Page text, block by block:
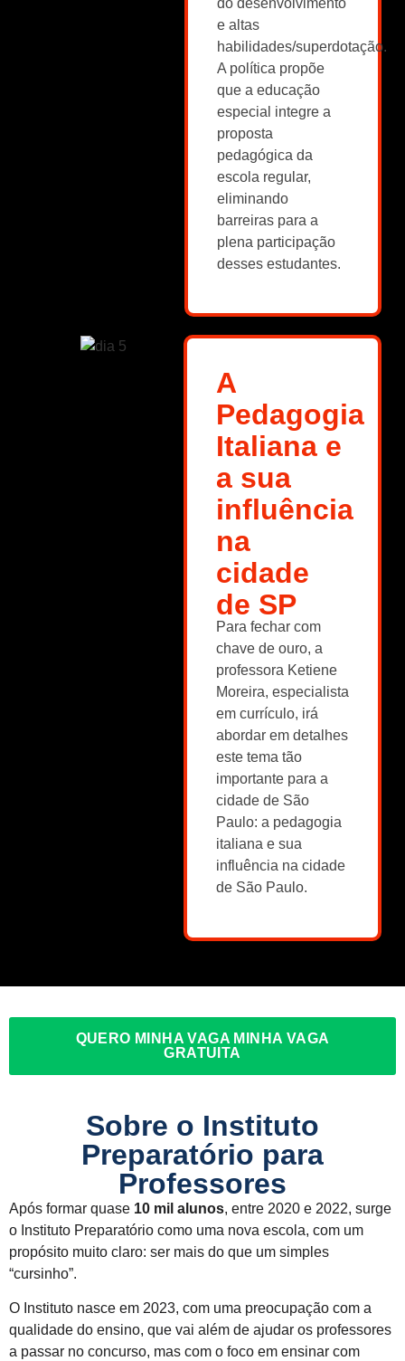
do desenvolvimento
e altas
habilidades/superdotação.
A política propõe
que a educação
especial integre a
proposta
pedagógica da
escola regular,
eliminando
barreiras para a
plena participação
desses estudantes.
A
Pedagogia
Italiana e
a sua
influência
na
cidade
de SP
Para fechar com
chave de ouro, a
professora Ketiene
Moreira, especialista
em currículo, irá
abordar em detalhes
este tema tão
importante para a
cidade de São
Paulo: a pedagogia
italiana e sua
influência na cidade
de São Paulo.
QUERO MINHA VAGA MINHA VAGA
GRATUITA
Sobre o Instituto
Preparatório para
Professores
Após formar quase 10 mil alunos, entre 2020 e 2022, surge
o Instituto Preparatório como uma nova escola, com um
propósito muito claro: ser mais do que um simples
“cursinho”.
O Instituto nasce em 2023, com uma preocupação com a
qualidade do ensino, que vai além de ajudar os professores
a passar no concurso, mas com o foco em ensinar com